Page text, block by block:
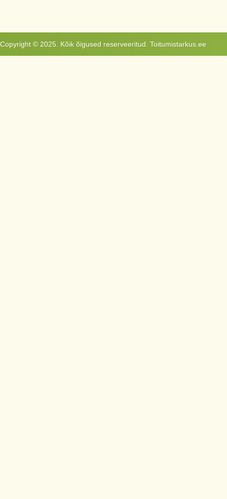
Copyright © 2025. Kõik õigused reserveeritud. Toitumistarkus.ee